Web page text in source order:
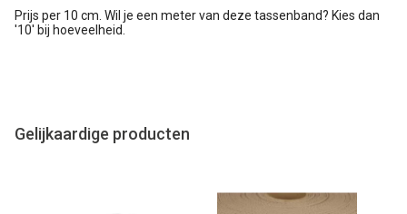
Prijs per 10 cm. Wil je een meter van deze tassenband? Kies dan
'10' bij hoeveelheid.
Gelijkaardige producten